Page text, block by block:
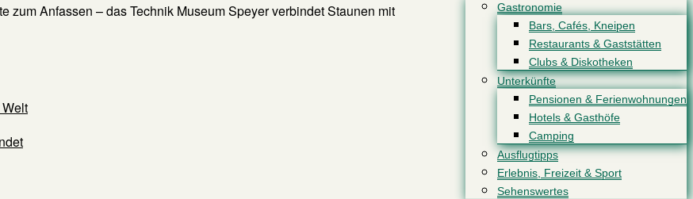
Gastronomie
Bars, Cafés, Kneipen
Restaurants & Gaststätten
Clubs & Diskotheken
Unterkünfte
Pensionen & Ferienwohnungen
Hotels & Gasthöfe
Camping
Ausflugtipps
Erlebnis, Freizeit & Sport
Sehenswertes
zum Anfassen – das Technik Museum Speyer verbindet Staunen mit